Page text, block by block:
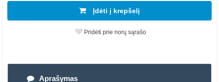
Įdėti į krepšelį
Pridėti prie norų sąrašo
Aprašymas